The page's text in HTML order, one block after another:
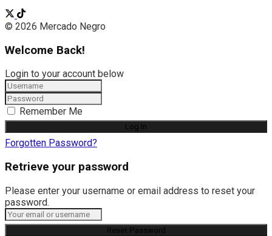
© 2026 Mercado Negro
Welcome Back!
Login to your account below
Remember Me
Forgotten Password?
Retrieve your password
Please enter your username or email address to reset your
password.